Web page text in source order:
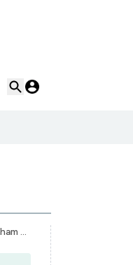
Indeks Saham Syariah Indonesia